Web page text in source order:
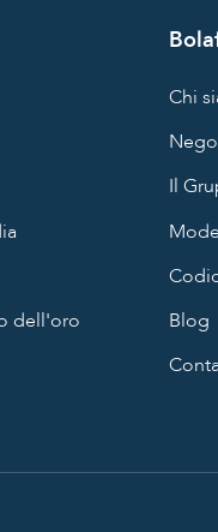
dell'oro
Chi
Il
Blog